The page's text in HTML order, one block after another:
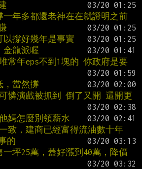
年多都還老神在在就證明之前
撐好幾年是事實
龍派喔
常年eps不到1塊的 你政府是要
當然撐
憐演戲被抓到 倒了又開 還開更
媽怎麼別領薪水
致，建商已經富得流油數十年
的
坪25萬，蓋好漲到40萬，降價